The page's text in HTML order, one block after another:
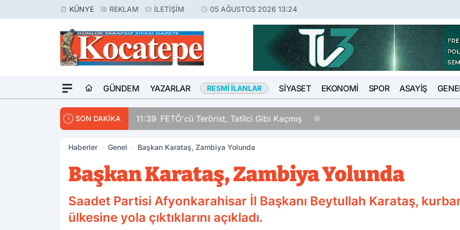
KÜNYE REKLAM İLETIŞIM 05 AĞUSTOS 2026 13:24
GÜNDEM YAZARLAR RESMI İLANLAR SIYASET EKONOMI SPOR ASAYIŞ
SON DAKİKA 11:39 FETÖ'cü Terörist, Tatilci Gibi Kaçmış
Haberler Genel Başkan Karataş, Zambiya Yolunda
Başkan Karataş, Zambiya Yolunda
Saadet Partisi Afyonkarahisar İl Başkanı Beytullah Karataş,
ülkesine yola çıktıklarını açıkladı.